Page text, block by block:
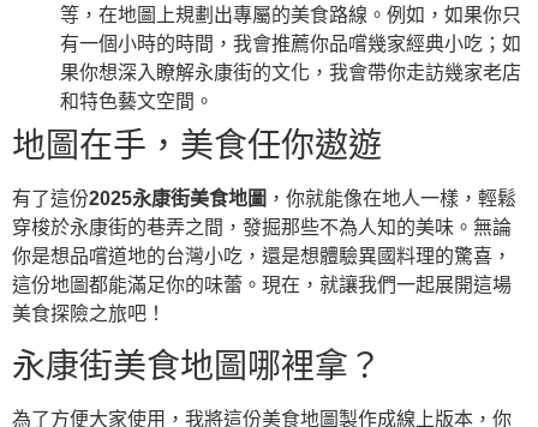
等，在地圖上規劃出專屬的美食路線。例如，如果你只
有一個小時的時間，我會推薦你品嚐幾家經典小吃；如
果你想深入瞭解永康街的文化，我會帶你走訪幾家老店
和特色藝文空間。
地圖在手，美食任你遨遊
有了這份2025永康街美食地圖 ，你就能像在地人一樣，輕鬆
穿梭於永康街的巷弄之間，發掘那些不為人知的美味。無論
你是想品嚐道地的台灣小吃，還是想體驗異國料理的驚喜，
這份地圖都能滿足你的味蕾。現在，就讓我們一起展開這場
美食探險之旅吧！
永康街美食地圖哪裡拿？
為了方便大家使用，我將這份美食地圖製作成線上版本，你